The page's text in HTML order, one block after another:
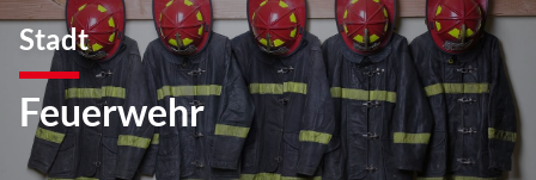
Stadt
Feuerwehr